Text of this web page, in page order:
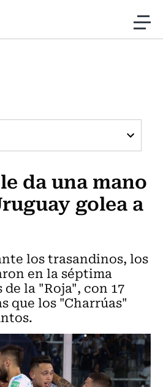
al contenido
TV Usach
da una mano
golea a
los trasandinos, los
en la séptima
la "Roja", con 17
que los "Charrúas"